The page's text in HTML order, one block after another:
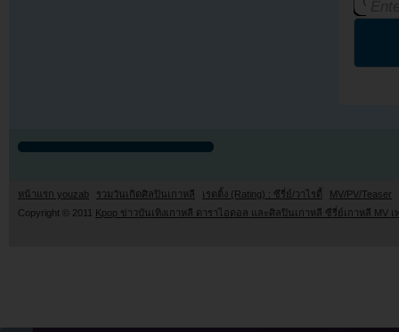
หน้าแรก youzab รวมวันเกิดศิลปินเกาหลี เรตติ้ง (Rating) : ซีรี่ย์/วาไรตี้
MV/PV/Teaser
Copyright © 2011
Kpop ข่าวบันเทิงเกาหลี ดาราไอดอล และศิลปินเกาหลี ซีรี่ย์เกาหลี MV